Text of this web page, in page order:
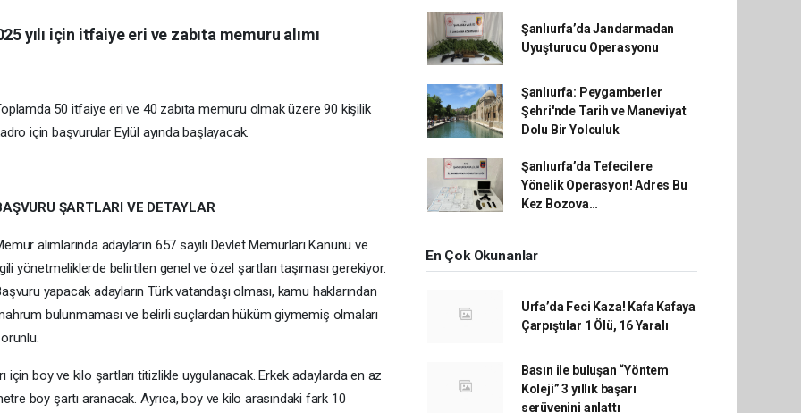
yılı için itfaiye eri ve zabıta memuru alımı
50 itfaiye eri ve 40 zabıta memuru olmak üzere 90 kişilik
için başvurular Eylül ayında başlayacak.
ŞARTLARI VE DETAYLAR
alımlarında adayların 657 sayılı Devlet Memurları Kanunu ve
yönetmeliklerde belirtilen genel ve özel şartları taşıması gerekiyor.
yapacak adayların Türk vatandaşı olması, kamu haklarından
bulunmaması ve belirli suçlardan hüküm giymemiş olmaları
için boy ve kilo şartları titizlikle uygulanacak. Erkek adaylarda en az
boy şartı aranacak. Ayrıca, boy ve kilo arasındaki fark 10
Şanlıurfa’da Jandarmadan
Uyuşturucu Operasyonu
Şanlıurfa: Peygamberler
Şehri'nde Tarih ve Maneviyat
Dolu Bir Yolculuk
Şanlıurfa’da Tefecilere
Yönelik Operasyon! Adres Bu
Kez Bozova…
En Çok Okunanlar
Urfa’da Feci Kaza! Kafa Kafaya
Çarpıştılar 1 Ölü, 16 Yaralı
Basın ile buluşan “Yöntem
Koleji” 3 yıllık başarı
serüvenini anlattı